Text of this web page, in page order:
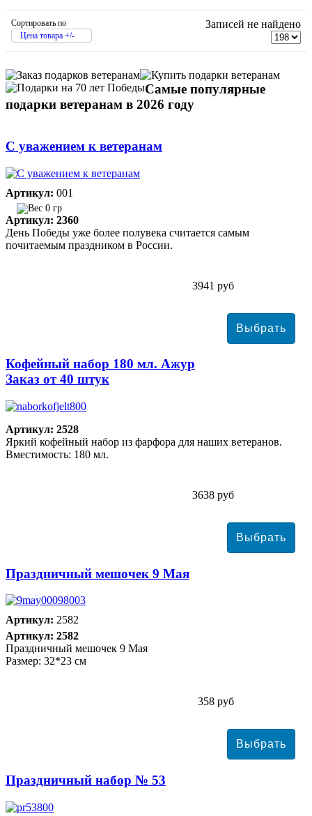
Сортировать по
Цена товара +/-
Записей не найдено
Самые популярные
подарки ветеранам в 2026 году
С уважением к ветеранам
Артикул: 001
0 гр
Артикул: 2360
День Победы уже более полувека считается самым
почитаемым праздником в России.
3941 руб
Кофейный набор 180 мл. Ажур
Заказ от 40 штук
Артикул: 2528
Яркий кофейный набор из фарфора для наших ветеранов.
Вместимость: 180 мл.
3638 руб
Праздничный мешочек 9 Мая
Артикул: 2582
Артикул: 2582
Праздничный мешочек 9 Мая
Размер: 32*23 см
358 руб
Праздничный набор № 53